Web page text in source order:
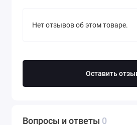
Нет отзывов об этом товаре.
Оставить
Вопросы и ответы 0